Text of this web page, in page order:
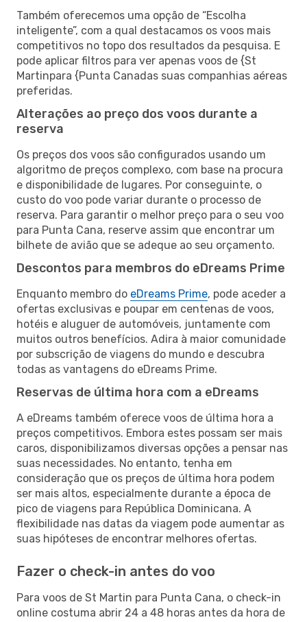
Também oferecemos uma opção de “Escolha
inteligente”, com a qual destacamos os voos mais
competitivos no topo dos resultados da pesquisa. E
pode aplicar filtros para ver apenas voos de {St
Martinpara {Punta Canadas suas companhias aéreas
preferidas.
Alterações ao preço dos voos durante a
reserva
Os preços dos voos são configurados usando um
algoritmo de preços complexo, com base na procura
e disponibilidade de lugares. Por conseguinte, o
custo do voo pode variar durante o processo de
reserva. Para garantir o melhor preço para o seu voo
para Punta Cana, reserve assim que encontrar um
bilhete de avião que se adeque ao seu orçamento.
Descontos para membros do eDreams Prime
Enquanto membro do eDreams Prime, pode aceder a
ofertas exclusivas e poupar em centenas de voos,
hotéis e aluguer de automóveis, juntamente com
muitos outros benefícios. Adira à maior comunidade
por subscrição de viagens do mundo e descubra
todas as vantagens do eDreams Prime.
Reservas de última hora com a eDreams
A eDreams também oferece voos de última hora a
preços competitivos. Embora estes possam ser mais
caros, disponibilizamos diversas opções a pensar nas
suas necessidades. No entanto, tenha em
consideração que os preços de última hora podem
ser mais altos, especialmente durante a época de
pico de viagens para República Dominicana. A
flexibilidade nas datas da viagem pode aumentar as
suas hipóteses de encontrar melhores ofertas.
Fazer o check-in antes do voo
Para voos de St Martin para Punta Cana, o check-in
online costuma abrir 24 a 48 horas antes da hora de